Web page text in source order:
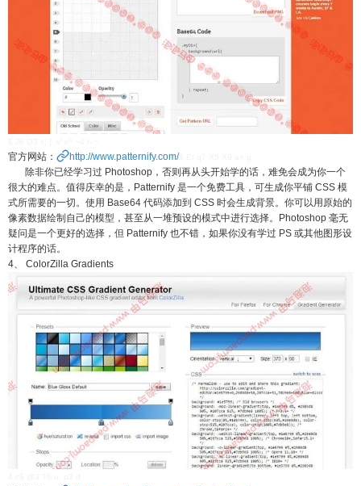
官方网站： http://www.patternify.com/
除非你已经学习过 Photoshop，否则再从头开始学的话，难免会成为你一个
很大的难点。值得庆幸的是，Patternify 是一个免费工具，可生成你平铺 CSS 模
式所需要的一切。使用 Base64 代码添加到 CSS 时会生成背景。你可以用原始的
像素数据绘制自己的模型，甚至从一堆预设的模式中进行选择。Photoshop 毫无
疑问是一个更好的选择，但 Patternify 也不错，如果你没有学过 PS 或其他图形设
计程序的话。
4、 ColorZilla Gradients